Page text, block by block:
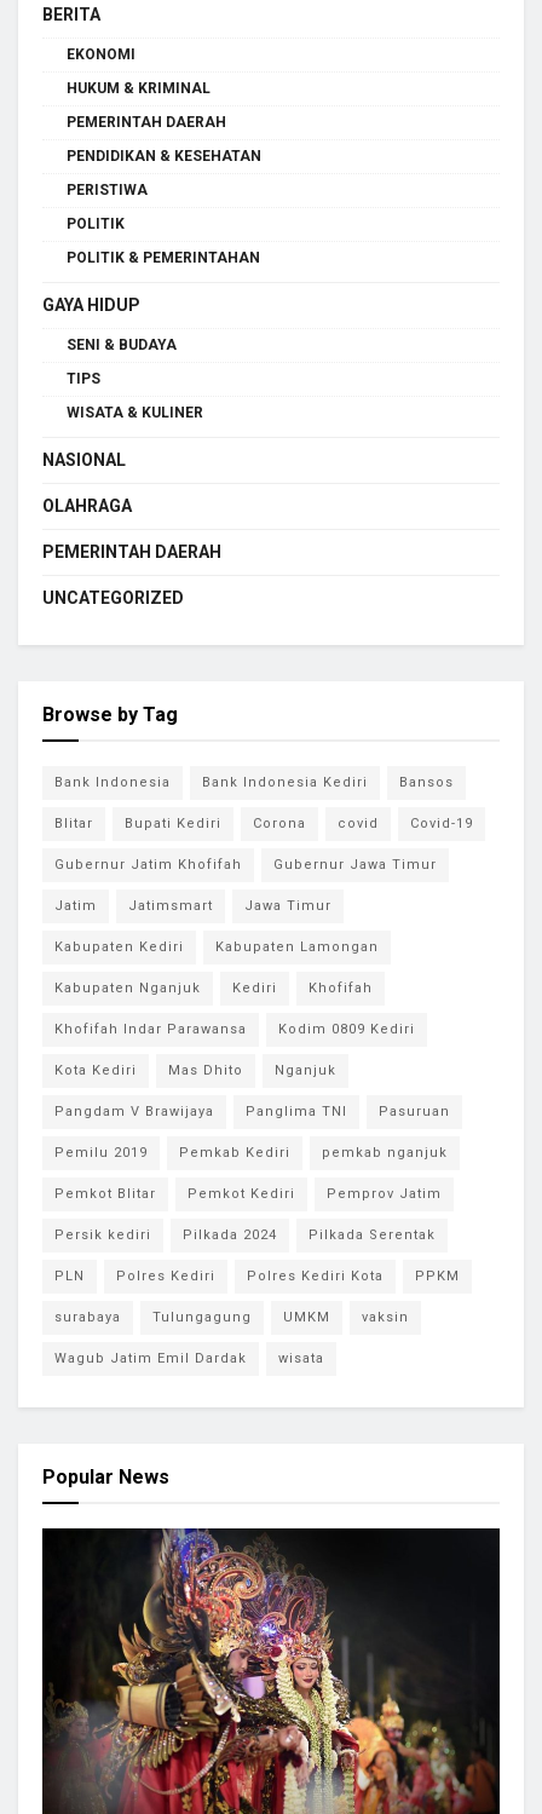
BERITA
EKONOMI
HUKUM & KRIMINAL
PEMERINTAH DAERAH
PENDIDIKAN & KESEHATAN
PERISTIWA
POLITIK
POLITIK & PEMERINTAHAN
GAYA HIDUP
SENI & BUDAYA
TIPS
WISATA & KULINER
NASIONAL
OLAHRAGA
PEMERINTAH DAERAH
UNCATEGORIZED
Browse by Tag
Bank Indonesia Bank Indonesia Kediri Bansos
Blitar Bupati Kediri Corona covid Covid-19
Gubernur Jatim Khofifah Gubernur Jawa Timur
Jatim Jatimsmart Jawa Timur
Kabupaten Kediri Kabupaten Lamongan
Kabupaten Nganjuk Kediri Khofifah
Khofifah Indar Parawansa Kodim 0809 Kediri
Kota Kediri Mas Dhito Nganjuk
Pangdam V Brawijaya Panglima TNI Pasuruan
Pemilu 2019 Pemkab Kediri pemkab nganjuk
Pemkot Blitar Pemkot Kediri Pemprov Jatim
Persik kediri Pilkada 2024 Pilkada Serentak
PLN Polres Kediri Polres Kediri Kota PPKM
surabaya Tulungagung UMKM vaksin
Wagub Jatim Emil Dardak wisata
Popular News